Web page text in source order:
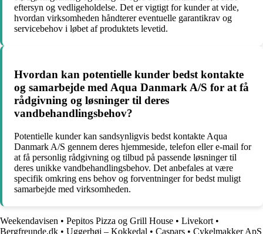
eftersyn og vedligeholdelse. Det er vigtigt for kunder at vide,
hvordan virksomheden håndterer eventuelle garantikrav og
servicebehov i løbet af produktets levetid.
Hvordan kan potentielle kunder bedst kontakte
og samarbejde med Aqua Danmark A/S for at få
rådgivning og løsninger til deres
vandbehandlingsbehov?
Potentielle kunder kan sandsynligvis bedst kontakte Aqua
Danmark A/S gennem deres hjemmeside, telefon eller e-mail for
at få personlig rådgivning og tilbud på passende løsninger til
deres unikke vandbehandlingsbehov. Det anbefales at være
specifik omkring ens behov og forventninger for bedst muligt
samarbejde med virksomheden.
Weekendavisen • Pepitos Pizza og Grill House • Livekort •
Bergfreunde.dk • Uggerhøj – Kokkedal • Caspars • Cykelmakker ApS